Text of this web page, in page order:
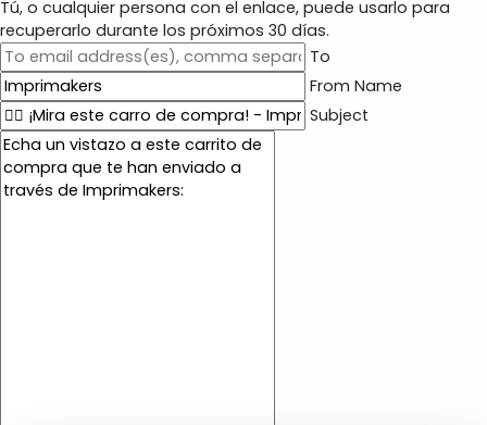
Tú, o cualquier persona con el enlace, puede usarlo para
recuperarlo durante los próximos 30 días.
To
From Name
Subject
E
m
a